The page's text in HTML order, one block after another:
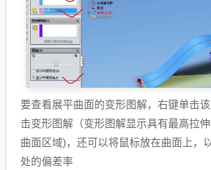
要查看展平曲面的变形图解，右键单击
击变形图解（变形图解显示具有最高拉
曲面区域)，还可以将鼠标放在曲面上，
处的偏差率